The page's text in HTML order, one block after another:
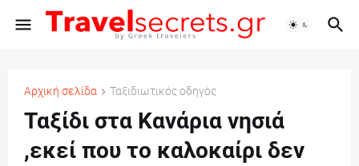
Αρχική σελίδα Ταξιδιωτικός οδηγός
Ταξίδι στα Κανάρια νησιά
,εκεί που το καλοκαίρι δεν